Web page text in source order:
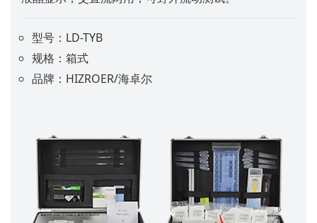
型号：LD-TYB
规格：箱式
品牌：HIZROER/海卓尔